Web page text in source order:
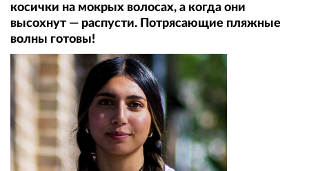
косички на мокрых волосах, а когда они
высохнут — распусти. Потрясающие пляжные
волны готовы!